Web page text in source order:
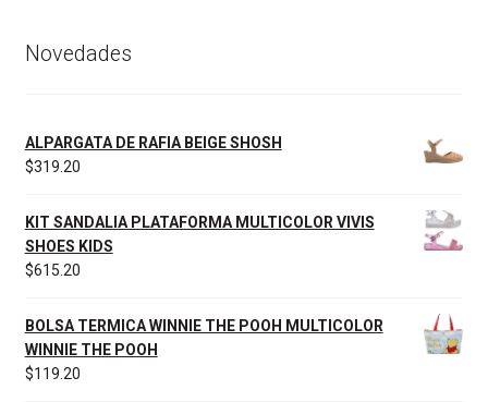
Novedades
ALPARGATA DE RAFIA BEIGE SHOSH
$319.20
KIT SANDALIA PLATAFORMA MULTICOLOR VIVIS
SHOES KIDS
$615.20
BOLSA TERMICA WINNIE THE POOH MULTICOLOR
WINNIE THE POOH
$119.20